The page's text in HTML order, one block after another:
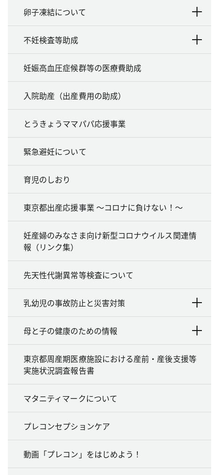
卵子凍結について
不妊検査等助成
妊娠高血圧症候群等の医療費助成
入院助産（出産費用の助成）
とうきょうママパパ応援事業
緊急避妊について
育児のしおり
東京都出産応援事業 ～コロナに負けない！～
妊産婦のみなさま向け新型コロナウイルス関連情
報（リンク集）
先天性代謝異常等検査について
乳幼児の事故防止と災害対策
母と子の健康のための情報
東京都周産期医療施設における産前・産後支援等
実施状況調査報告書
マタニティマークについて
プレコンセプションケア
動画「プレコン」をはじめよう！